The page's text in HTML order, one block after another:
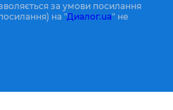
за умови посилання
на "Диалог.ua" не